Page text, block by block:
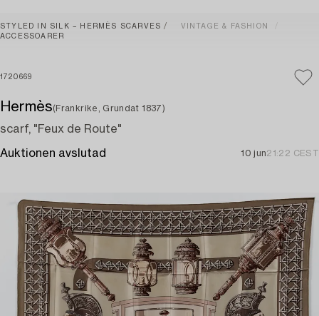
STYLED IN SILK – HERMÈS SCARVES
VINTAGE & FASHION
ACCESSOARER
1720669
Hermès(Frankrike, Grundat 1837)
scarf, "Feux de Route"
Auktionen avslutad 10 jun21:22 CEST